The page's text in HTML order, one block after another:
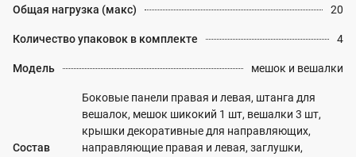
Общая нагрузка (макс) 20
Количество упаковок в комплекте 4
Модель мешок и вешалки
Состав
Боковые панели правая и левая, штанга для
вешалок, мешок шикокий 1 шт, вешалки 3 шт,
крышки декоративные для направляющих,
направляющие правая и левая, заглушки,